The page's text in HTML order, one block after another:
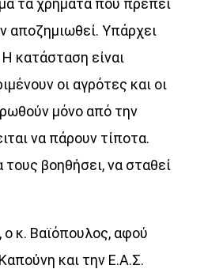
τα χρήματα που πρέπει
αποζημιωθεί. Υπάρχει
κατάσταση είναι
οι αγρότες και οι
μόνο από την
να πάρουν τίποτα.
βοηθήσει, να σταθεί
κ. Βαϊόπουλος, αφού
και την Ε.Α.Σ.